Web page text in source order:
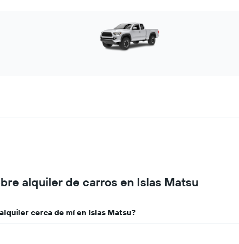
alquiler de carros en Islas Matsu
cerca de mí en Islas Matsu?